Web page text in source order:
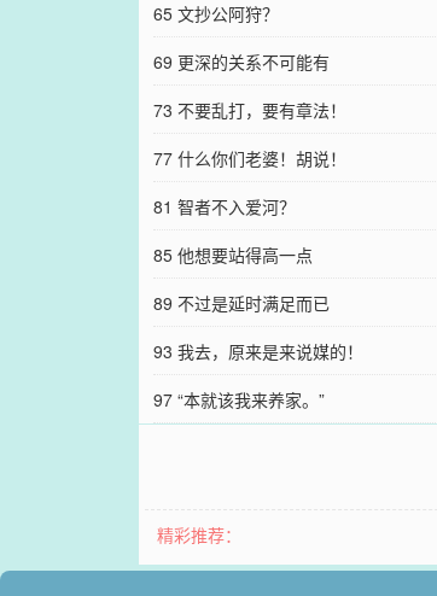
65 文抄公阿狩？
69 更深的关系不可能有
73 不要乱打，要有章法！
77 什么你们老婆！胡说！
81 智者不入爱河？
85 他想要站得高一点
89 不过是延时满足而已
93 我去，原来是来说媒的！
97 “本就该我来养家。”
精彩推荐：